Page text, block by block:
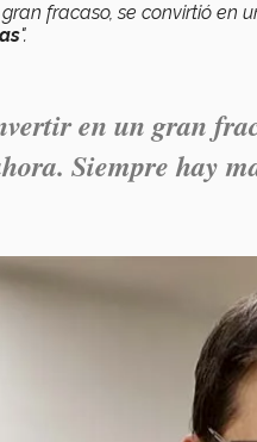
fracaso, se convirtió
".
en un gran
Siempre hay